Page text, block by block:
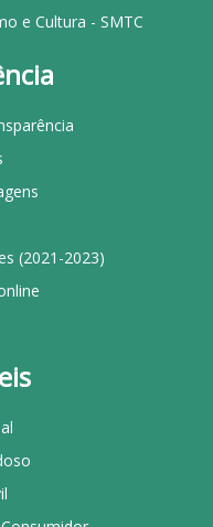
e Cultura - SMTC
(2021-2023)